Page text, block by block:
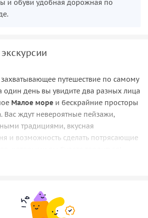
и обуви удобная дорожная по
путешествие по самому
один день вы увидите два разных лица
Малое море и бескрайние просторы
. Вас ждут невероятные пейзажи,
традициями, вкусная
и возможность сделать потрясающие
южную часть острова, где вас ждут: